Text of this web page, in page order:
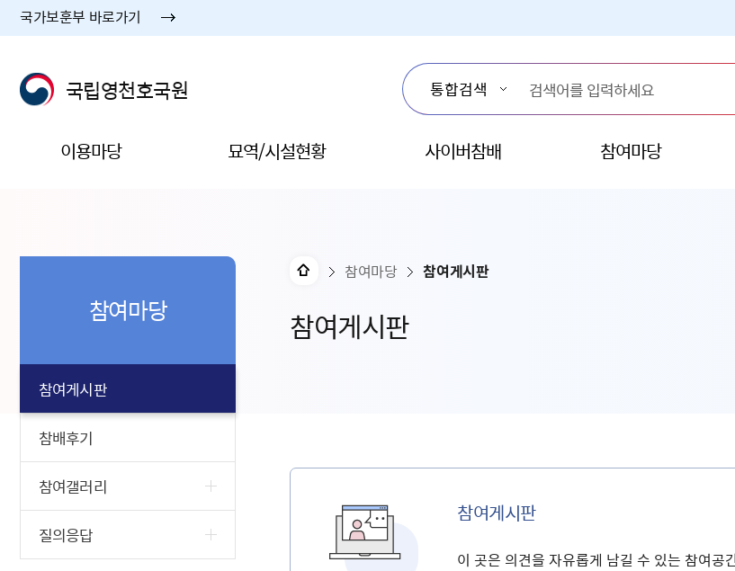
국가보훈부 바로가기
국립영천호국원
이용마당 묘역/시설현황 사이버참배 참여마당
참여게시판
참여마당 참여게시판
참여마당
참여게시판
참배후기
참여갤러리
질의응답
참여게시판
이 곳은 의견을 자유롭게 남길 수 있는 참여공